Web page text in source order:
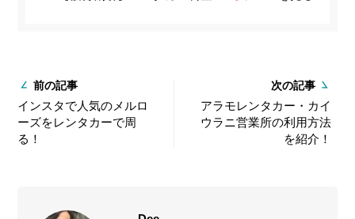
前の記事
インスタで人気のメルロ
ーズをレンタカーで周
る！
次の記事
アラモレンタカー・カイ
ウラニ営業所の利用方法
を紹介！